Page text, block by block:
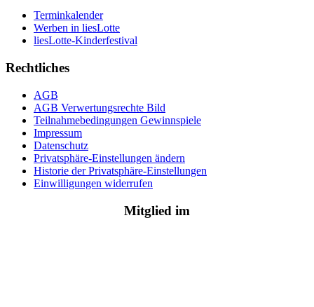
Terminkalender
Werben in liesLotte
liesLotte-Kinderfestival
Rechtliches
AGB
AGB Verwertungsrechte Bild
Teilnahmebedingungen Gewinnspiele
Impressum
Datenschutz
Privatsphäre-Einstellungen ändern
Historie der Privatsphäre-Einstellungen
Einwilligungen widerrufen
Mitglied im